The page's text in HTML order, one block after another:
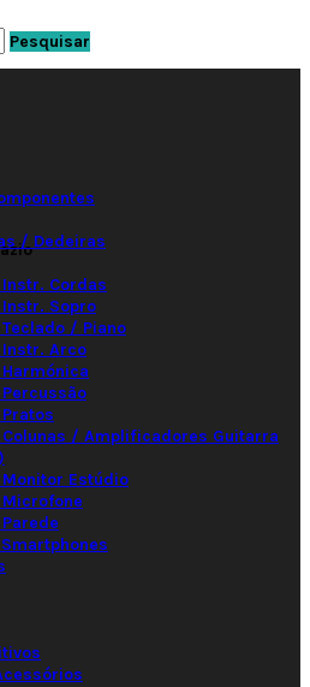
Pesquisar
/ Dedeiras
Cordas
Sopro
/ Piano
Arco
/ Amplificadores Guitarra
Estúdio